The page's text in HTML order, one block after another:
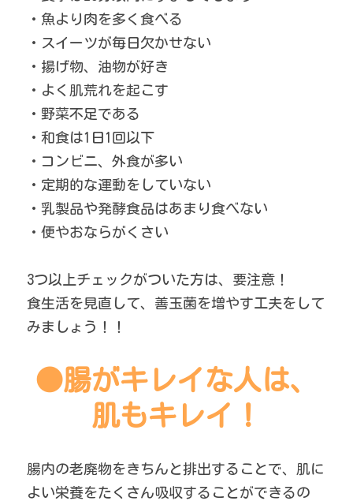
・魚より肉を多く食べる
・スイーツが毎日欠かせない
・揚げ物、油物が好き
・よく肌荒れを起こす
・野菜不足である
・和食は1日1回以下
・コンビニ、外食が多い
・定期的な運動をしていない
・乳製品や発酵食品はあまり食べない
・便やおならがくさい
3つ以上チェックがついた方は、要注意！
食生活を見直して、善玉菌を増やす工夫をして
みましょう！！
●腸がキレイな人は、
肌もキレイ！
腸内の老廃物をきちんと排出することで、肌に
よい栄養をたくさん吸収することができるの